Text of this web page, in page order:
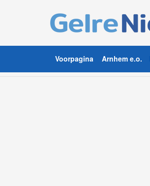
Voorpagina Arnhem e.o.